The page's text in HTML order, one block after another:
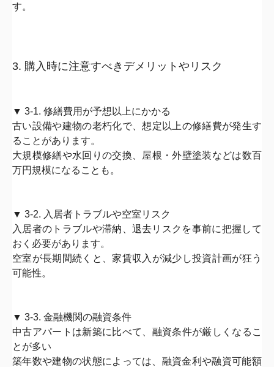
す。
3. 購入時に注意すべきデメリットやリスク
▼ 3-1. 修繕費用が予想以上にかかる
古い設備や建物の老朽化で、想定以上の修繕費が発生す
ることがあ ります。
大規模修繕や水回りの交換、屋根・外壁塗装などは数百
万円規模になることも。
▼ 3-2. 入居者トラブルや空室リスク
入居者のトラブルや滞納、 退去リスクを事前に把握して
おく必要があります。
空室が長期間続くと、家賃収入が減少 し投資計画が狂う
可能性。
▼ 3-3. 金融機関の融資条件
中古アパートは新築に比べて、 融資条件が厳しくなるこ
とが多い
築年数や建物の状態によっては、 融資金利や融資可能額